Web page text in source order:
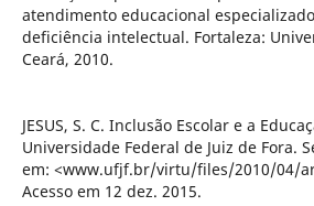
atendimento educacional
deficiência intelectual. Fortaleza:
Ceará, 2010.
JESUS, S. C. Inclusão Escolar e a
Universidade Federal de Juiz de Fora.
em: <www.ufjf.br/virtu/files/2010/04/
Acesso em 12 dez. 2015.